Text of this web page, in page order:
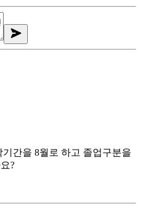
간을 8월로 하고 졸업구분을
?